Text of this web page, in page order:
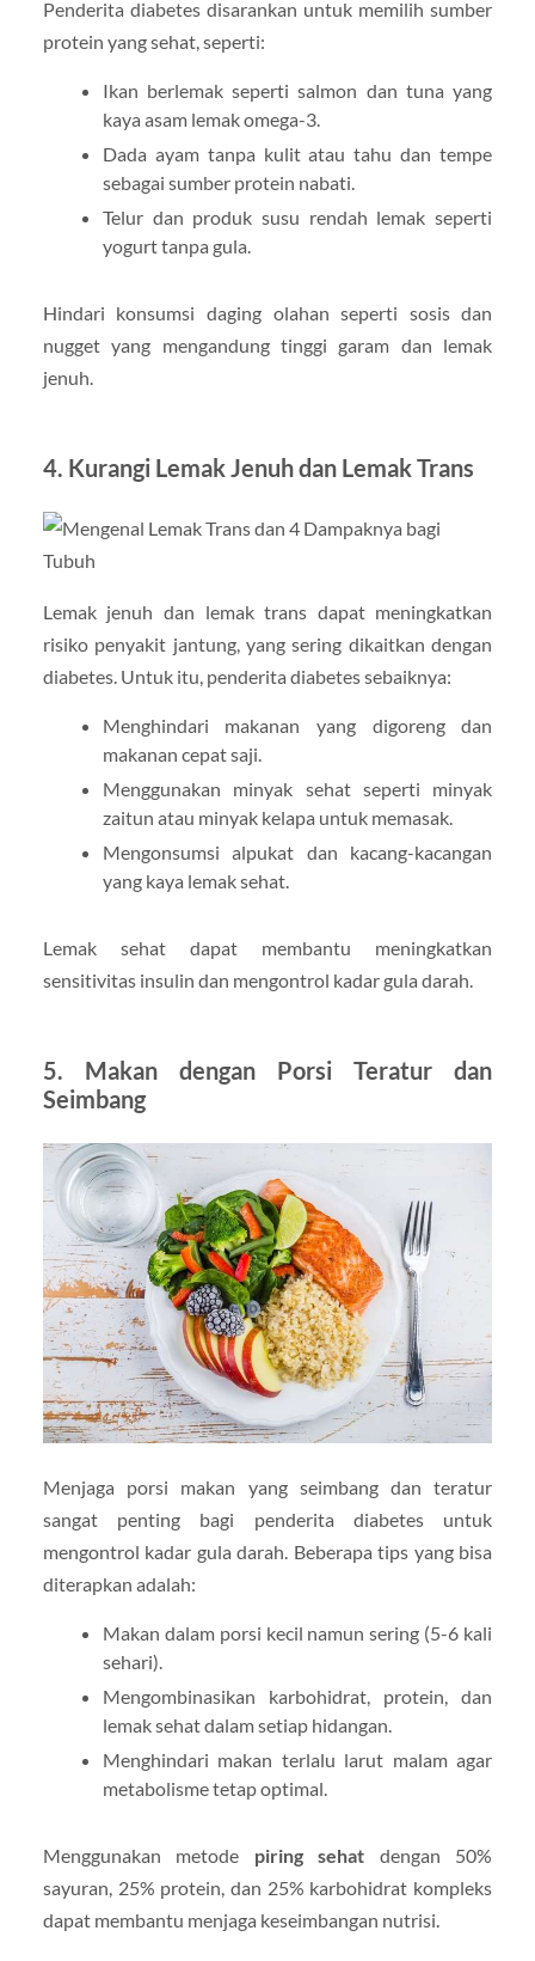
Penderita diabetes disarankan untuk memilih sumber
protein yang sehat, seperti:
Ikan berlemak seperti salmon dan tuna yang
kaya asam lemak omega-3.
Dada ayam tanpa kulit atau tahu dan tempe
sebagai sumber protein nabati.
Telur dan produk susu rendah lemak seperti
yogurt tanpa gula.
Hindari konsumsi daging olahan seperti sosis dan
nugget yang mengandung tinggi garam dan lemak
jenuh.
4. Kurangi Lemak Jenuh dan Lemak Trans
Lemak jenuh dan lemak trans dapat meningkatkan
risiko penyakit jantung, yang sering dikaitkan dengan
diabetes. Untuk itu, penderita diabetes sebaiknya:
Menghindari makanan yang digoreng dan
makanan cepat saji.
Menggunakan minyak sehat seperti minyak
zaitun atau minyak kelapa untuk memasak.
Mengonsumsi alpukat dan kacang-kacangan
yang kaya lemak sehat.
Lemak sehat dapat membantu meningkatkan
sensitivitas insulin dan mengontrol kadar gula darah.
5. Makan dengan Porsi Teratur dan
Seimbang
Menjaga porsi makan yang seimbang dan teratur
sangat penting bagi penderita diabetes untuk
mengontrol kadar gula darah. Beberapa tips yang bisa
diterapkan adalah:
Makan dalam porsi kecil namun sering (5-6 kali
sehari).
Mengombinasikan karbohidrat, protein, dan
lemak sehat dalam setiap hidangan.
Menghindari makan terlalu larut malam agar
metabolisme tetap optimal.
Menggunakan metode piring sehat dengan 50%
sayuran, 25% protein, dan 25% karbohidrat kompleks
dapat membantu menjaga keseimbangan nutrisi.